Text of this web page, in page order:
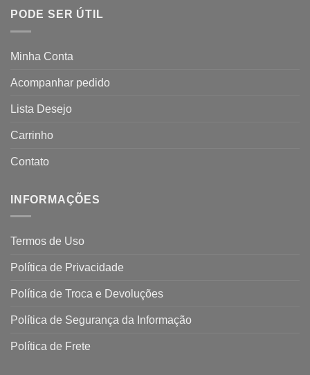
PODE SER ÚTIL
Minha Conta
Acompanhar pedido
Lista Desejo
Carrinho
Contato
INFORMAÇÕES
Termos de Uso
Política de Privacidade
Política de Troca e Devoluções
Política de Segurança da Informação
Política de Frete